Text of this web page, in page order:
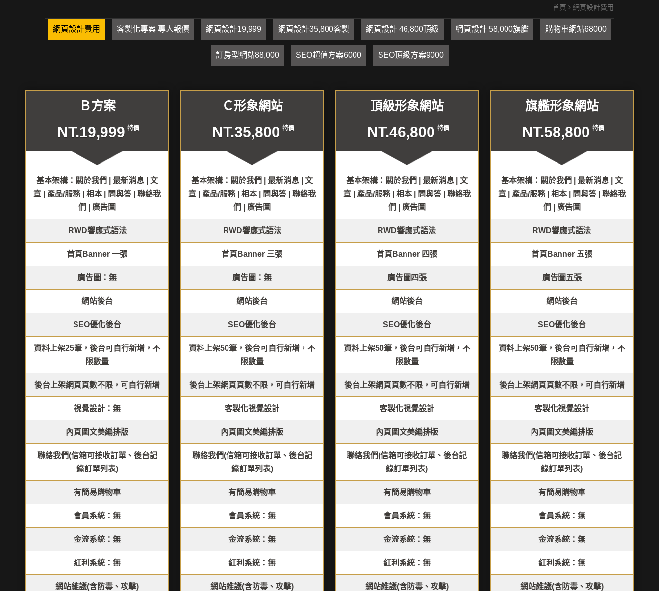
首頁 網頁設計費用
網頁設計費用 客製化專案 專人報價 網頁設計19,999 網頁設計35,800客製 網頁設計 46,800頂級 網頁設計 58,000旗艦 購物車網站68000
訂房型網站88,000 SEO超值方案6000 SEO頂級方案9000
Ｂ方案
NT.19,999 特價
基本架構：關於我們 | 最新消息 | 文
章 | 產品/服務 | 相本 | 問與答 | 聯絡我
們 | 廣告圖
RWD響應式語法
首頁Banner 一張
廣告圖：無
網站後台
SEO優化後台
資料上架25筆，後台可自行新增，不
限數量
後台上架網頁頁數不限，可自行新增
視覺設計：無
內頁圖文美編排版
聯絡我們(信箱可接收訂單、後台記
錄訂單列表)
有簡易購物車
會員系統：無
金流系統：無
紅利系統：無
網站維護(含防毒、攻擊)
Ｃ形象網站
NT.35,800 特價
基本架構：關於我們 | 最新消息 | 文
章 | 產品/服務 | 相本 | 問與答 | 聯絡我
們 | 廣告圖
RWD響應式語法
首頁Banner 三張
廣告圖：無
網站後台
SEO優化後台
資料上架50筆，後台可自行新增，不
限數量
後台上架網頁頁數不限，可自行新增
客製化視覺設計
內頁圖文美編排版
聯絡我們(信箱可接收訂單、後台記
錄訂單列表)
有簡易購物車
會員系統：無
金流系統：無
紅利系統：無
網站維護(含防毒、攻擊)
頂級形象網站
NT.46,800 特價
基本架構：關於我們 | 最新消息 | 文
章 | 產品/服務 | 相本 | 問與答 | 聯絡我
們 | 廣告圖
RWD響應式語法
首頁Banner 四張
廣告圖四張
網站後台
SEO優化後台
資料上架50筆，後台可自行新增，不
限數量
後台上架網頁頁數不限，可自行新增
客製化視覺設計
內頁圖文美編排版
聯絡我們(信箱可接收訂單、後台記
錄訂單列表)
有簡易購物車
會員系統：無
金流系統：無
紅利系統：無
網站維護(含防毒、攻擊)
旗艦形象網站
NT.58,800 特價
基本架構：關於我們 | 最新消息 | 文
章 | 產品/服務 | 相本 | 問與答 | 聯絡我
們 | 廣告圖
RWD響應式語法
首頁Banner 五張
廣告圖五張
網站後台
SEO優化後台
資料上架50筆，後台可自行新增，不
限數量
後台上架網頁頁數不限，可自行新增
客製化視覺設計
內頁圖文美編排版
聯絡我們(信箱可接收訂單、後台記
錄訂單列表)
有簡易購物車
會員系統：無
金流系統：無
紅利系統：無
網站維護(含防毒、攻擊)